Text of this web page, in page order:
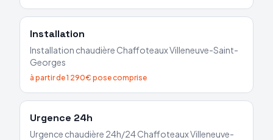
Installation
Installation chaudière ChaffoteauxVilleneuve-Saint-
Georges
à partir de 1 290€ pose comprise
Urgence 24h
Urgence chaudière 24h/24ChaffoteauxVilleneuve-